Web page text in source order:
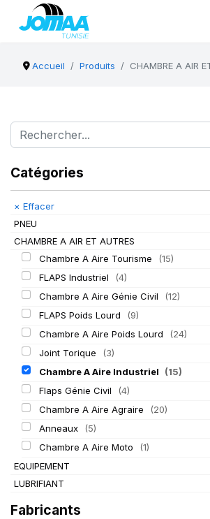
Accueil Produits CHAMBRE A AIR
Catégories
× Effacer
PNEU
CHAMBRE A AIR ET AUTRES
Chambre A Aire Tourisme
(15)
FLAPS Industriel
(4)
Chambre A Aire Génie Civil
(12)
FLAPS Poids Lourd
(9)
Chambre A Aire Poids Lourd
(24)
Joint Torique
(3)
Chambre A Aire Industriel
(15)
Flaps Génie Civil
(4)
Chambre A Aire Agraire
(20)
Anneaux
(5)
Chambre A Aire Moto
(1)
EQUIPEMENT
LUBRIFIANT
Fabricants